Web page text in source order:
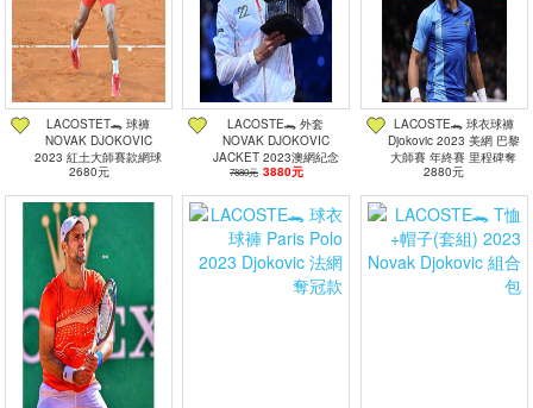
一組2個
現貨商品
篩選
LACOSTET🐊 球褲
NOVAK DJOKOVIC
2023 紅土大師賽款網球
褲
2680元
LACOSTE🐊 外套
NOVAK DJOKOVIC
JACKET 2023澳網紀念
性22大滿貫
7880元 3880元
LACOSTE🐊 球衣球褲
Djokovic 2023 美網 巴黎
大師賽 年終賽 里程碑奪
冠戰袍
2880元